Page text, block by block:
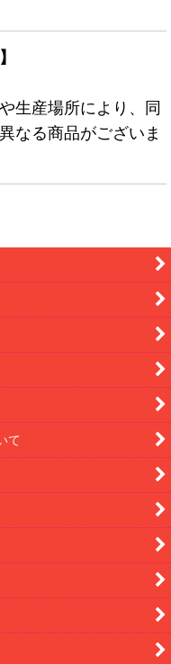
生産場所により、同
なる商品がございま
て